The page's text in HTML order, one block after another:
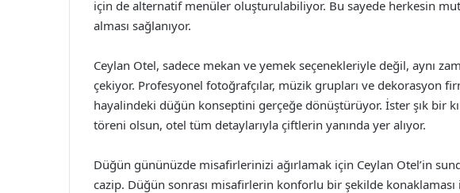
için de alternatif menüler oluşturulabiliyor. Bu sayede herkesin
alması sağlanıyor.
Ceylan Otel, sadece mekan ve yemek seçenekleriyle değil, aynı
çekiyor. Profesyonel fotoğrafçılar, müzik grupları ve dekorasyon
hayalindeki düğün konseptini gerçeğe dönüştürüyor. İster şık bir
töreni olsun, otel tüm detaylarıyla çiftlerin yanında yer alıyor.
Düğün gününüzde misafirlerinizi ağırlamak için Ceylan Otel’in
cazip. Düğün sonrası misafirlerin konforlu bir şekilde konaklaması